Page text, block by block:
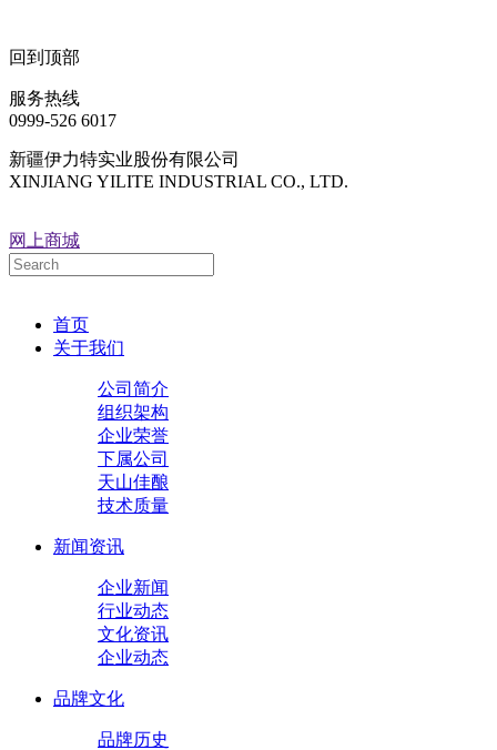
回到顶部
服务热线
0999-526 6017
新疆伊力特实业股份有限公司
XINJIANG YILITE INDUSTRIAL CO., LTD.
网上商城
首页
关于我们
公司简介
组织架构
企业荣誉
下属公司
天山佳酿
技术质量
新闻资讯
企业新闻
行业动态
文化资讯
企业动态
品牌文化
品牌历史